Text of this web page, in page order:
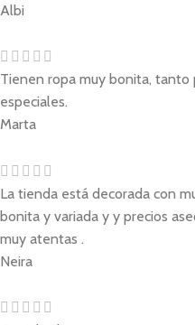
Albi
Tienen ropa muy bonita, tanto
especiales.
Marta
La tienda está decorada con
bonita y variada y y precios
muy atentas .
Neira